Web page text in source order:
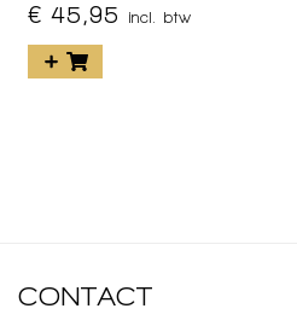
€ 45,95 incl. btw
CONTACT